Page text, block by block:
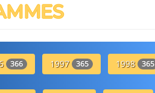
366 1997 365 1998 365